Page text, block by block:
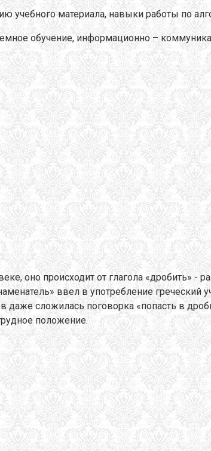
материала, навыки работы по
обучение, информационно –
оно происходит от глагола «дробить» -
ввел в употребление
сложилась поговорка «попасть в
положение.